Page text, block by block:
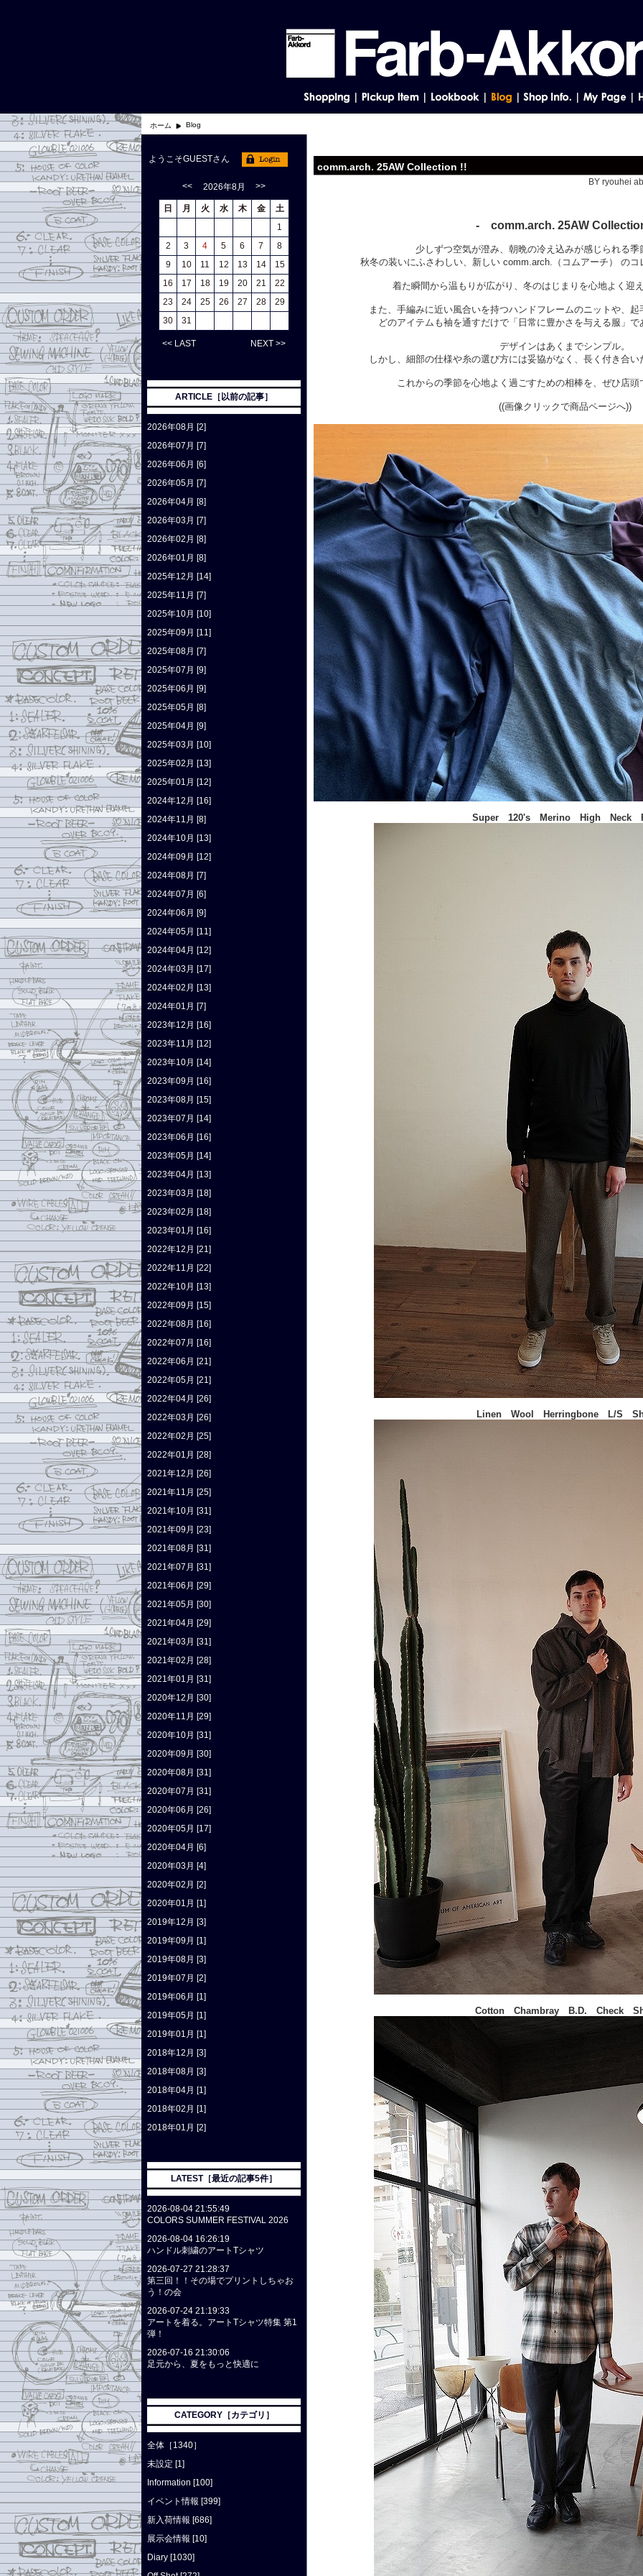
ホーム Blog
comm.arch. 25AW Collection !!
BY ryouhei
- comm.arch. 25AW
少しずつ空気が澄み、朝晩の冷え込みが感じられる季
秋冬の装いにふさわしい、新しい comm.arch.（コムアーチ） の
着た瞬間から温もりが広がり、冬のはじまりを心地よく迎
また、手編みに近い風合いを持つハンドフレームのニットや、
どのアイテムも袖を通すだけで「日常に豊かさを与える服」
デザインはあくまでシンプル。
しかし、細部の仕様や糸の選び方には妥協がなく、長く付き合
これからの季節を心地よく過ごすための相棒を、ぜひ店
((画像クリックで商品ページへ))
Super 120's Merino High Neck
Linen Wool Herringbone L/S
Cotton Chambray B.D. Check
ようこそGUESTさん
<< 2026年8月 >>
日 月 火 水 木 金
土
1
2
3 4 5 6 7
8
9
10 11 12 13 14
15
16
17 18 19 20 21
22
23
24 25 26 27 28
29
30
31
<< LAST NEXT >>
ARTICLE［以前の記事］
2026年08月 [2]
2026年07月 [7]
2026年06月 [6]
2026年05月 [7]
2026年04月 [8]
2026年03月 [7]
2026年02月 [8]
2026年01月 [8]
2025年12月 [14]
2025年11月 [7]
2025年10月 [10]
2025年09月 [11]
2025年08月 [7]
2025年07月 [9]
2025年06月 [9]
2025年05月 [8]
2025年04月 [9]
2025年03月 [10]
2025年02月 [13]
2025年01月 [12]
2024年12月 [16]
2024年11月 [8]
2024年10月 [13]
2024年09月 [12]
2024年08月 [7]
2024年07月 [6]
2024年06月 [9]
2024年05月 [11]
2024年04月 [12]
2024年03月 [17]
2024年02月 [13]
2024年01月 [7]
2023年12月 [16]
2023年11月 [12]
2023年10月 [14]
2023年09月 [16]
2023年08月 [15]
2023年07月 [14]
2023年06月 [16]
2023年05月 [14]
2023年04月 [13]
2023年03月 [18]
2023年02月 [18]
2023年01月 [16]
2022年12月 [21]
2022年11月 [22]
2022年10月 [13]
2022年09月 [15]
2022年08月 [16]
2022年07月 [16]
2022年06月 [21]
2022年05月 [21]
2022年04月 [26]
2022年03月 [26]
2022年02月 [25]
2022年01月 [28]
2021年12月 [26]
2021年11月 [25]
2021年10月 [31]
2021年09月 [23]
2021年08月 [31]
2021年07月 [31]
2021年06月 [29]
2021年05月 [30]
2021年04月 [29]
2021年03月 [31]
2021年02月 [28]
2021年01月 [31]
2020年12月 [30]
2020年11月 [29]
2020年10月 [31]
2020年09月 [30]
2020年08月 [31]
2020年07月 [31]
2020年06月 [26]
2020年05月 [17]
2020年04月 [6]
2020年03月 [4]
2020年02月 [2]
2020年01月 [1]
2019年12月 [3]
2019年09月 [1]
2019年08月 [3]
2019年07月 [2]
2019年06月 [1]
2019年05月 [1]
2019年01月 [1]
2018年12月 [3]
2018年08月 [3]
2018年04月 [1]
2018年02月 [1]
2018年01月 [2]
LATEST［最近の記事5件］
2026-08-04 21:55:49
COLORS SUMMER FESTIVAL 2026
2026-08-04 16:26:19
ハンドル刺繍のアートTシャツ
2026-07-27 21:28:37
第三回！！その場でプリントしちゃお
う！の会
2026-07-24 21:19:33
アートを着る。アートTシャツ特集 第1
弾！
2026-07-16 21:30:06
足元から、夏をもっと快適に
CATEGORY［カテゴリ］
全体［1340］
未設定 [1]
Information [100]
イベント情報 [399]
新入荷情報 [686]
展示会情報 [10]
Diary [1030]